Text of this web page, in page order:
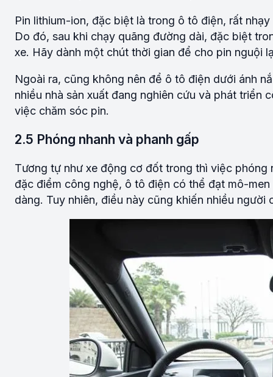
Pin lithium-ion, đặc biệt là trong ô tô điện, rất
Do đó, sau khi chạy quãng đường dài, đặc biệt
xe. Hãy dành một chút thời gian để cho pin nguội
Ngoài ra, cũng không nên để ô tô điện dưới ánh
nhiều nhà sản xuất đang nghiên cứu và phát
việc chăm sóc pin.
2.5 Phóng nhanh và phanh gấp
Tương tự như xe động cơ đốt trong thì việc
đặc điểm công nghệ, ô tô điện có thể đạt mô-
dàng. Tuy nhiên, điều này cũng khiến nhiều người